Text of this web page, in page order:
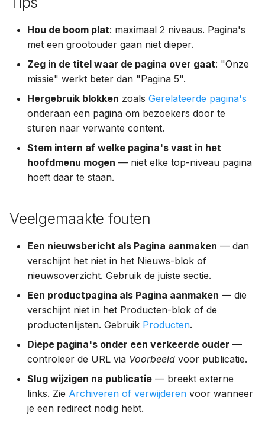
Hou de boom plat: maximaal 2 niveaus. Pagina's
met een grootouder gaan niet dieper.
Zeg in de titel waar de pagina over gaat: "Onze
missie" werkt beter dan "Pagina 5".
Hergebruik blokken zoals Gerelateerde pagina's
onderaan een pagina om bezoekers door te
sturen naar verwante content.
Stem intern af welke pagina's vast in het
hoofdmenu mogen — niet elke top-niveau pagina
hoeft daar te staan.
Veelgemaakte fouten
Een nieuwsbericht als Pagina aanmaken — dan
verschijnt het niet in het Nieuws-blok of
nieuwsoverzicht. Gebruik de juiste sectie.
Een productpagina als Pagina aanmaken — die
verschijnt niet in het Producten-blok of de
productenlijsten. Gebruik Producten.
Diepe pagina's onder een verkeerde ouder —
controleer de URL via Voorbeeld voor publicatie.
Slug wijzigen na publicatie — breekt externe
links. Zie Archiveren of verwijderen voor wanneer
je een redirect nodig hebt.